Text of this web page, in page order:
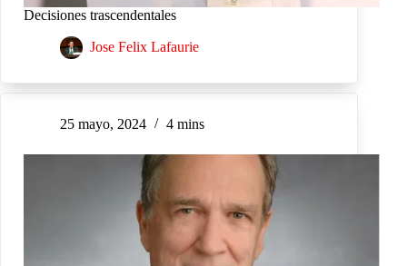
Decisiones trascendentales
Jose Felix Lafaurie
25 mayo, 2024 4 mins